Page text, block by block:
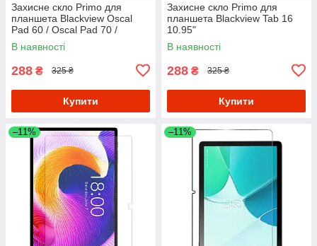
Захисне скло Primo для
планшета Blackview Oscal
Pad 60 / Oscal Pad 70 /
Blackview Tab 70
В наявності
288 ₴ 325 ₴
Купити
Захисне скло Primo для
планшета Blackview Tab 16
10.95"
В наявності
288 ₴ 325 ₴
Купити
–11% –11%